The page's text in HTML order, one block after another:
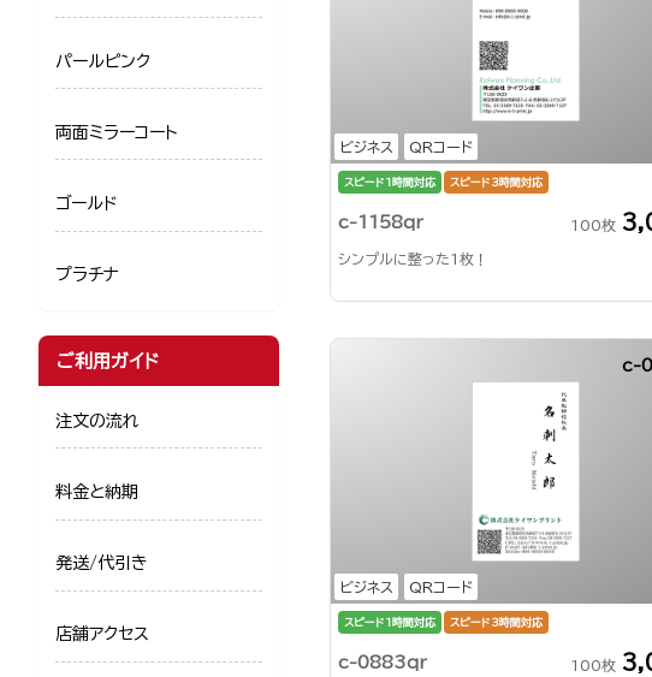
ビジネス QRコード
スピード1時間対応 スピード3時間対応
c-1158qr 100枚
シンプルに整った1枚！
ビジネス QRコード
c-
スピード1時間対応 スピード3時間対応
c-0883qr 100枚
パールピンク
両面ミラーコート
ゴールド
プラチナ
ご利用ガイド
注文の流れ
料金と納期
発送/代引き
店舗アクセス